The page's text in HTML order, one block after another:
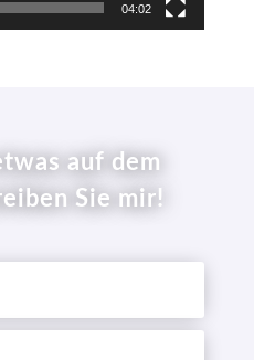
04:02
auf dem
Sie mir!